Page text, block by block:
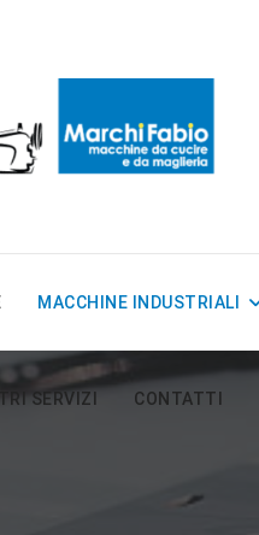
MACCHINE INDUSTRIALI
SERVIZI CONTATTI